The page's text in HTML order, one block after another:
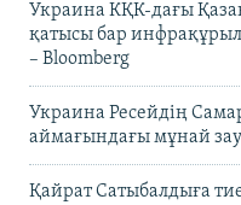
Украина КҚК-дағы
қатысы бар
– Bloomberg
Украина Ресейдің
аймағындағы мұнай
Қайрат Сатыбалдыға